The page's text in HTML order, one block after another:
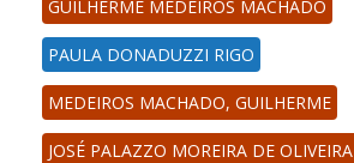
GUILHERME MEDEIROS MACHADO
PAULA DONADUZZI RIGO
MEDEIROS MACHADO, GUILHERME
JOSÉ PALAZZO MOREIRA DE OLIVEIRA